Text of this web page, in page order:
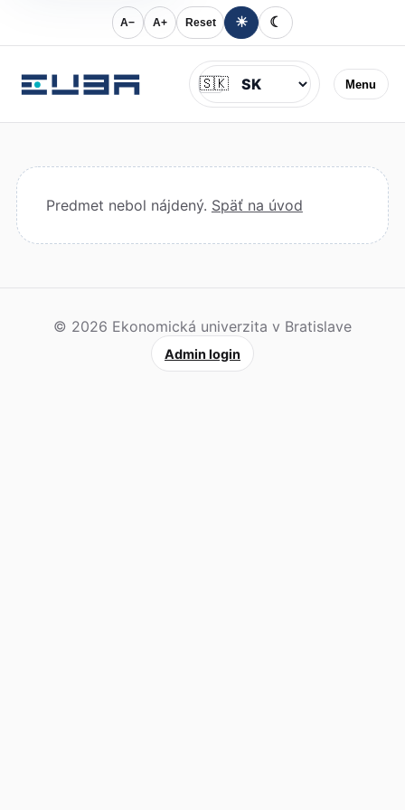
A− A+ Reset ☀ ☾
Menu
Jazyk
🇸🇰
Predmet nebol nájdený. Späť na úvod
© 2026 Ekonomická univerzita v Bratislave
Admin login